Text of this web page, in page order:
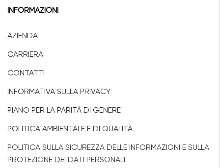
INFORMAZIONI
AZIENDA
CARRIERA
CONTATTI
INFORMATIVA SULLA PRIVACY
PIANO PER LA PARITÀ DI GENERE
POLITICA AMBIENTALE E DI QUALITÀ
POLITICA SULLA SICUREZZA DELLE INFORMAZIONI E SULLA
PROTEZIONE DEI DATI PERSONALI